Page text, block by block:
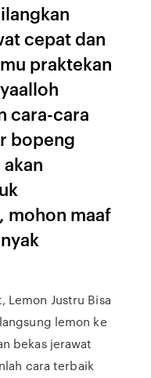
cepat dan
praktekan
cara-cara
bopeng
mohon maaf
Lemon Justru Bisa
lemon ke
bekas jerawat
cara terbaik